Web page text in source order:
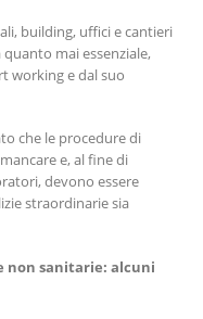
building, uffici e cantieri
mai essenziale,
working e dal suo
che le procedure di
e, al fine di
devono essere
straordinarie sia
non sanitarie: alcuni